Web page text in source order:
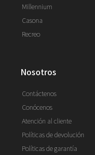
Millennium
Casona
Recreo
nosotros
Contáctenos
Conócenos
Atención al cliente
Políticas de devolución
Políticas de garantía